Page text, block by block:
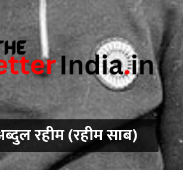
रहीम (रहीम साब)